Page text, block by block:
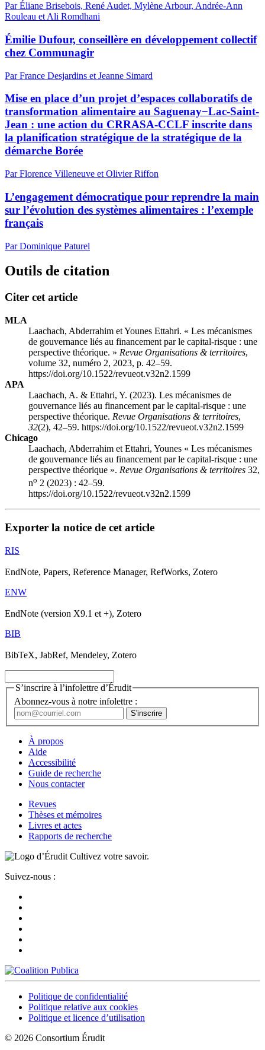
Par Éliane Brisebois, René Audet, Mylène Arbour, Andrée-Ann
Rouleau et Ali Romdhani
Émilie Dufour, conseillère en développement collectif
chez Communagir
Par France Desjardins et Jeanne Simard
Mise en place d’un projet d’espaces collaboratifs de
transformation alimentaire au Saguenay−Lac-Saint-
Jean : une action du CRRASA-CCLF inscrite dans
la planification stratégique de la stratégique de la
démarche Borée
Par Florence Villeneuve et Olivier Riffon
L’engagement démocratique pour reprendre la main
sur l’évolution des systèmes alimentaires : l’exemple
français
Par Dominique Paturel
Outils de citation
Citer cet article
MLA
Laachach, Abderrahim et Younes Ettahri. « Les mécanismes
de gouvernance liés au financement par le capital-risque : une
perspective théorique. » Revue Organisations & territoires,
volume 32, numéro 2, 2023, p. 42–59.
https://doi.org/10.1522/revueot.v32n2.1599
APA
Laachach, A. & Ettahri, Y. (2023). Les mécanismes de
gouvernance liés au financement par le capital-risque : une
perspective théorique. Revue Organisations & territoires,
32(2), 42–59. https://doi.org/10.1522/revueot.v32n2.1599
Chicago
Laachach, Abderrahim et Ettahri, Younes « Les mécanismes
de gouvernance liés au financement par le capital-risque : une
perspective théorique ». Revue Organisations & territoires 32,
no 2 (2023) : 42–59.
https://doi.org/10.1522/revueot.v32n2.1599
Exporter la notice de cet article
RIS
EndNote, Papers, Reference Manager, RefWorks, Zotero
ENW
EndNote (version X9.1 et +), Zotero
BIB
BibTeX, JabRef, Mendeley, Zotero
S’inscrire à l’infolettre d’Érudit
Abonnez-vous à notre infolettre :
À propos
Aide
Accessibilité
Guide de recherche
Nous contacter
Revues
Thèses et mémoires
Livres et actes
Rapports de recherche
Cultivez votre savoir.
Suivez-nous :
Politique de confidentialité
Politique relative aux cookies
Politique et licence d’utilisation
© 2026 Consortium Érudit